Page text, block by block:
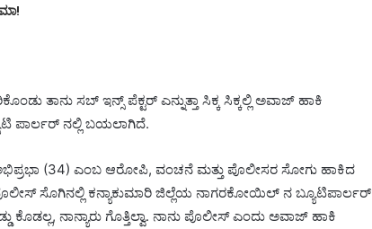
ತಾನು ಸಬ್ ಇನ್ಸ್ ಪೆಕ್ಟರ್ ಎನ್ನುತ್ತಾ ಸಿಕ್ಕ ಸಿಕ್ಕಲ್ಲಿ ಅವಾಜ್ ಹಾಕಿ
ಪಾರ್ಲರ್ ನಲ್ಲಿ ಬಯಲಾಗಿದೆ.
(34) ಎಂಬ ಆರೋಪಿ, ವಂಚನೆ ಮತ್ತು ಪೊಲೀಸರ ಸೋಗು ಹಾಕಿದ
ಸೊಗಿನಲ್ಲಿ ಕನ್ಯಾಕುಮಾರಿ ಜಿಲ್ಲೆಯ ನಾಗರಕೋಯಿಲ್ ನ ಬ್ಯೂಟಿಪಾರ್ಲರ್
ನಾನ್ಯಾರು ಗೊತ್ತಿಲ್ವಾ. ನಾನು ಪೊಲೀಸ್ ಎಂದು ಅವಾಜ್ ಹಾಕಿ